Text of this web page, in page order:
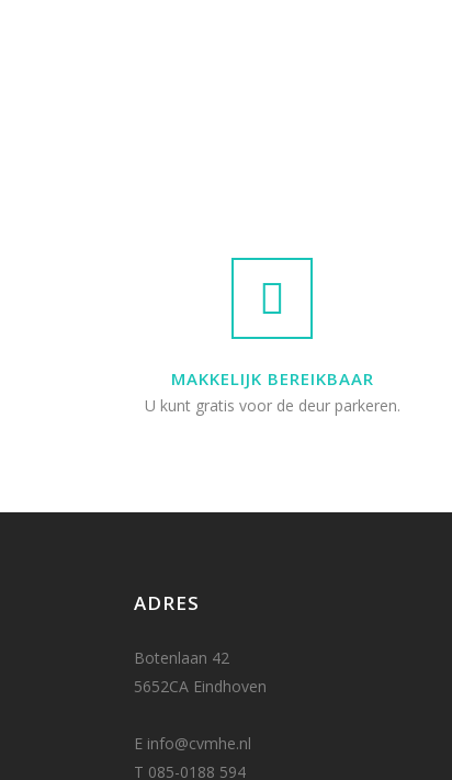
MAKKELIJK BEREIKBAAR
U kunt gratis voor de deur parkeren.
ADRES
Botenlaan 42
5652CA Eindhoven
E info@cvmhe.nl
T 085-0188 594